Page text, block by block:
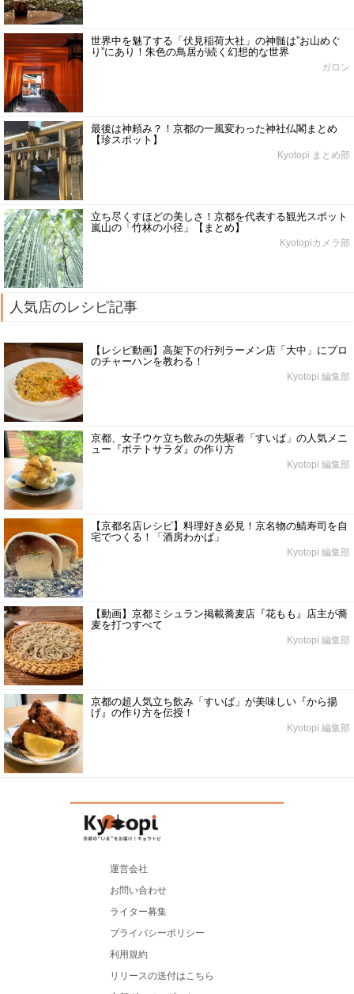
世界中を魅了する「伏見稲荷大社」の神髄は”お山めぐ
り”にあり！朱色の鳥居が続く幻想的な世界
ガロン
最後は神頼み？！京都の一風変わった神社仏閣まとめ
【珍スポット】
Kyotopi まとめ部
立ち尽くすほどの美しさ！京都を代表する観光スポット
嵐山の「竹林の小径」【まとめ】
Kyotopiカメラ部
人気店のレシピ記事
【レシピ動画】高架下の行列ラーメン店「大中」にプロ
のチャーハンを教わる！
Kyotopi 編集部
京都、女子ウケ立ち飲みの先駆者「すいば」の人気メニ
ュー『ポテトサラダ』の作り方
Kyotopi 編集部
【京都名店レシピ】料理好き必見！京名物の鯖寿司を自
宅でつくる！「酒房わかば」
Kyotopi 編集部
【動画】京都ミシュラン掲載蕎麦店『花もも』店主が蕎
麦を打つすべて
Kyotopi 編集部
京都の超人気立ち飲み「すいば」が美味しい『から揚
げ』の作り方を伝授！
Kyotopi 編集部
運営会社
お問い合わせ
ライター募集
プライバシーポリシー
利用規約
リリースの送付はこちら